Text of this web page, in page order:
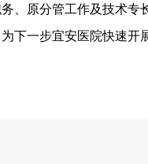
、原分管工作及技术专
下一步宜安医院快速开